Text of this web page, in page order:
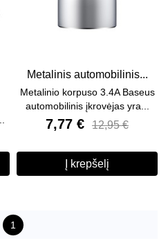
Metalinis automobilinis...
Metalinio korpuso 3.4A Baseus
automobilinis įkrovėjas yra...
7,77 € 12,95 €
Į krepšelį
1